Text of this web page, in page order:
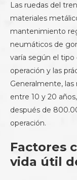
Las ruedas del
materiales
mantenimiento
neumáticos de
varía según el tipo
operación y las
Generalmente,
entre 10 y 20
después de
operación.
Factores
vida útil